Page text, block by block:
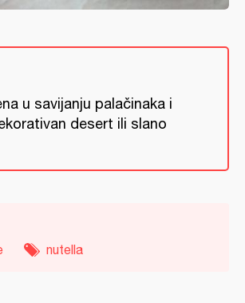
u savijanju palačinaka i
desert ili slano
nutella